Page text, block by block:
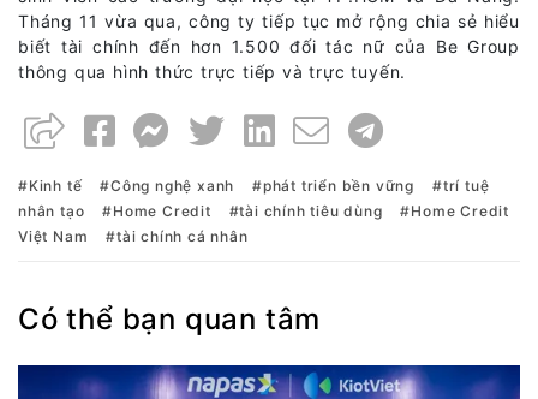
Tháng 11 vừa qua, công ty tiếp tục mở rộng chia sẻ hiểu
biết tài chính đến hơn 1.500 đối tác nữ của Be Group
thông qua hình thức trực tiếp và trực tuyến.
Kinh tế Công nghệ xanh phát triển bền vững
trí tuệ
nhân tạo
Home Credit tài chính tiêu dùng
Home Credit
Việt Nam
tài chính cá nhân
Có thể bạn quan tâm